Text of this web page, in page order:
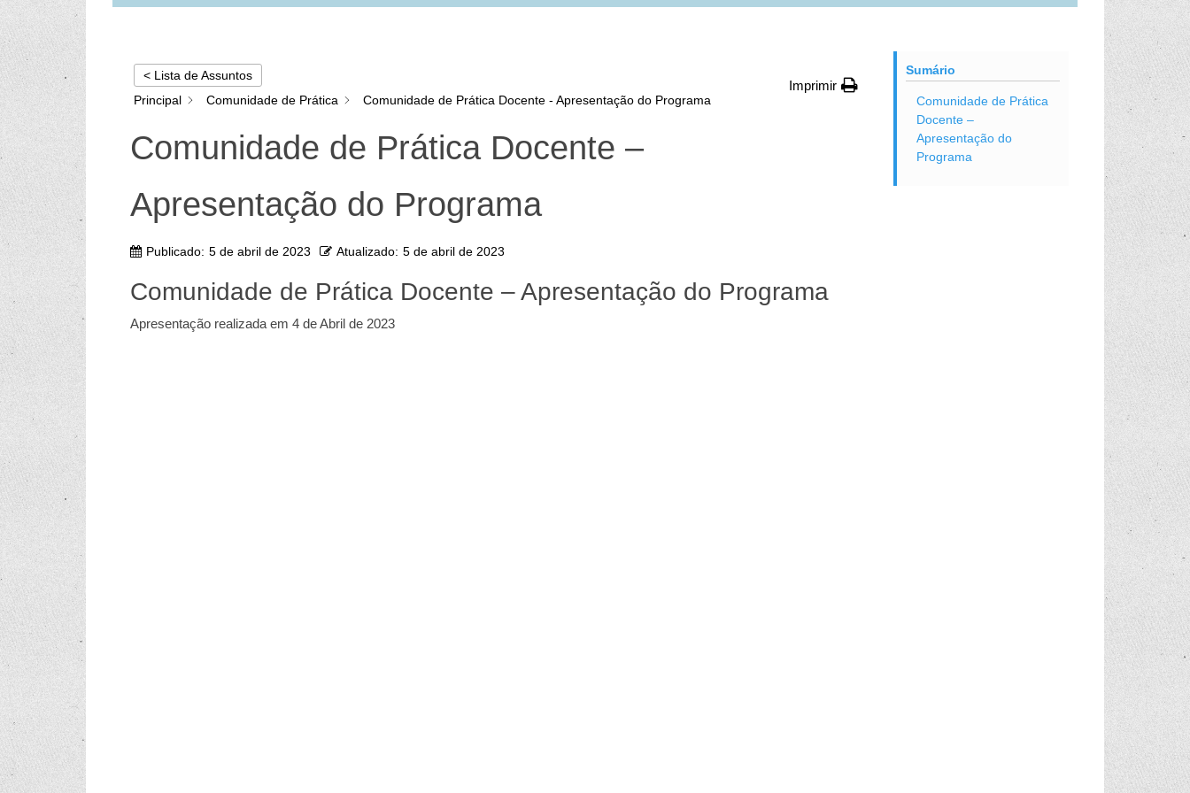
< Lista de Assuntos
Principal
Comunidade de Prática Comunidade de Prática Docente - Apresentação do Programa
Imprimir
Comunidade de Prática Docente –
Apresentação do Programa
Publicado: 5 de abril de 2023 Atualizado: 5 de abril de 2023
Comunidade de Prática Docente – Apresentação do Programa
Apresentação realizada em 4 de Abril de 2023
Sumário
Comunidade de Prática
Docente –
Apresentação do
Programa